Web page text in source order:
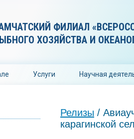
ФИЛИАЛ
ХОЗЯЙСТВА И
Услуги Научная
Релизы /
карагинской